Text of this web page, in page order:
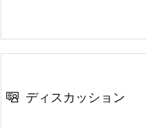
ディスカッション